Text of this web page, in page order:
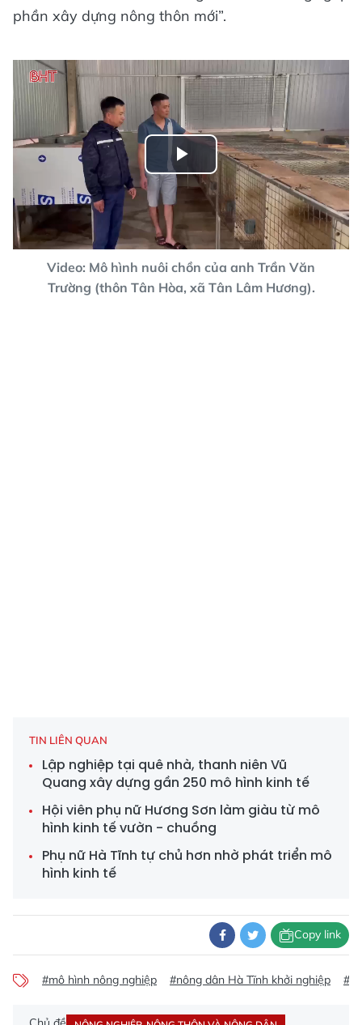
phần xây dựng nông thôn mới”.
Play
Video
Video: Mô hình nuôi chồn của anh Trần Văn
Trường (thôn Tân Hòa, xã Tân Lâm Hương).
TIN LIÊN QUAN
Lập nghiệp tại quê nhà, thanh niên Vũ
Quang xây dựng gần 250 mô hình kinh tế
Hội viên phụ nữ Hương Sơn làm giàu từ mô
hình kinh tế vườn - chuồng
Phụ nữ Hà Tĩnh tự chủ hơn nhờ phát triển mô
hình kinh tế
Copy link
#mô hình nông nghiệp #nông dân Hà Tĩnh khởi nghiệp